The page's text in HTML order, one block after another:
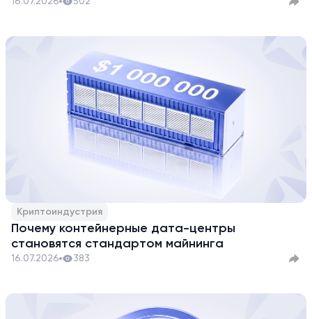
Криптоиндустрия
Почему контейнерные дата-центры
становятся стандартом майнинга
16.07.2026 383